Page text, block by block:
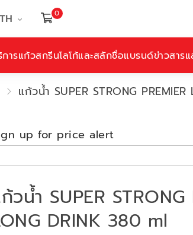
TH 0
การแก้วสกรีนโลโก้และสลักชื่อแบรนด์ข่าวสาร
แก้วน้ำ SUPER STRONG
วน้ำ SUPER STRONG
DRINK 380 ml
up for price alert